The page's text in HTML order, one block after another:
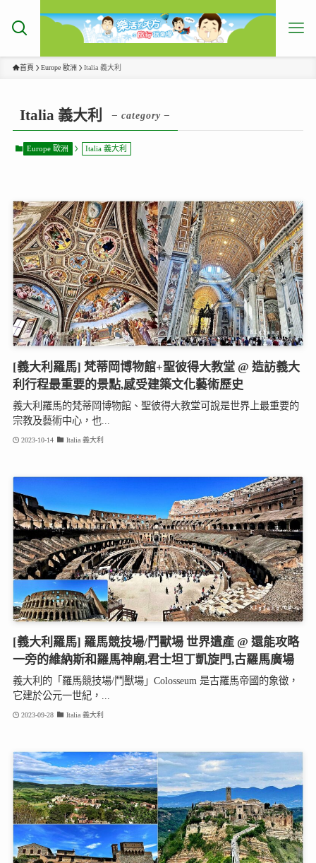
首頁 Europe 歐洲 Italia 義大利
Italia 義大利 – category –
Europe 歐洲 Italia 義大利
[義大利羅馬] 梵蒂岡博物館+聖彼得大教堂 @ 造訪義大
利行程最重要的景點,感受建築文化藝術歷史
義大利羅馬的梵蒂岡博物館、聖彼得大教堂可說是世界上最重要的
宗教及藝術中心，也...
2023-10-14 Italia 義大利
[義大利羅馬] 羅馬競技場/鬥獸場 世界遺產 @ 還能攻略
一旁的維納斯和羅馬神廟,君士坦丁凱旋門,古羅馬廣場
義大利的「羅馬競技場/鬥獸場」Colosseum 是古羅馬帝國的象徵，
它建於公元一世紀，...
2023-09-28 Italia 義大利